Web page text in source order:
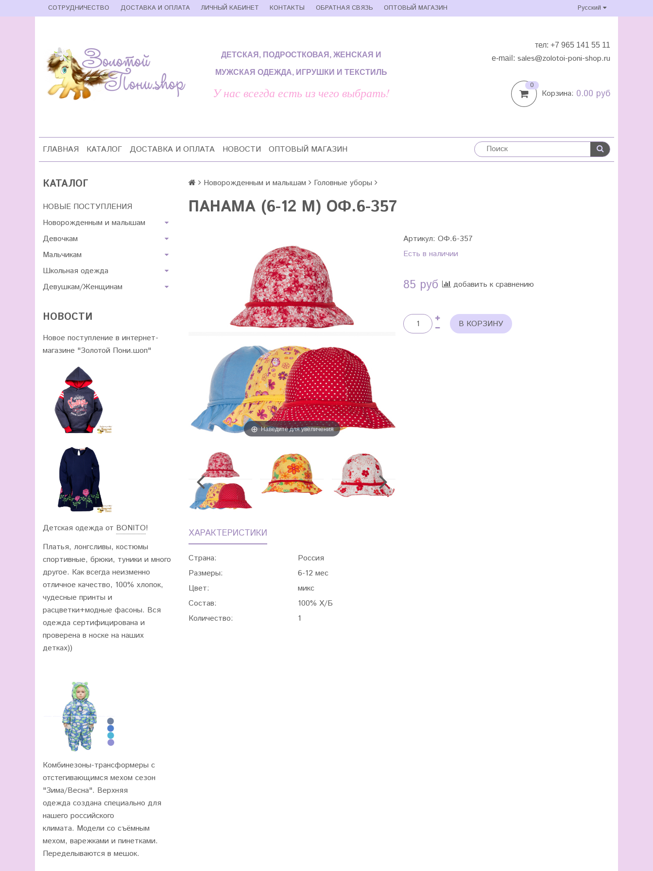
СОТРУДНИЧЕСТВО ДОСТАВКА И ОПЛАТА ЛИЧНЫЙ КАБИНЕТ КОНТАКТЫ ОБРАТНАЯ СВЯЗЬ ОПТОВЫЙ МАГАЗИН Русский
ДЕТСКАЯ, ПОДРОСТКОВАЯ, ЖЕНСКАЯ И
МУЖСКАЯ ОДЕЖДА, ИГРУШКИ И ТЕКСТИЛЬ
У нас всегда есть из чего выбрать!
тел: +7 965 141 55 11
e-mail: sales@zolotoi-poni-shop.ru
0
Корзина: 0.00 руб
ГЛАВНАЯ КАТАЛОГ ДОСТАВКА И ОПЛАТА НОВОСТИ ОПТОВЫЙ МАГАЗИН
КАТАЛОГ
НОВЫЕ ПОСТУПЛЕНИЯ
Новорожденным и малышам
Девочкам
Мальчикам
Школьная одежда
Девушкам/Женщинам
НОВОСТИ
Новое поступление в интернет-
магазине "Золотой Пони.шоп"
Детская одежда от BONITO!
Платья, лонгсливы, костюмы
спортивные, брюки, туники и много
другое. Как всегда неизменно
отличное качество, 100% хлопок,
чудесные принты и
расцветки+модные фасоны. Вся
одежда сертифицирована и
проверена в носке на наших
детках))
Комбинезоны-трансформеры с
отстегивающимся мехом сезон
"Зима/Весна". Верхняя
одежда создана специально для
нашего российского
климата. Модели со съёмным
мехом, варежками и пинетками.
Переделываются в мешок.
Новорожденным и малышам Головные уборы
ПАНАМА (6-12 М) ОФ.6-357
Наведите для увеличения
Артикул: ОФ.6-357
Есть в наличии
85 руб добавить к сравнению
В КОРЗИНУ
ХАРАКТЕРИСТИКИ
Страна:
Россия
Размеры:
6-12 мес
Цвет:
микс
Состав:
100% Х/Б
Количество:
1